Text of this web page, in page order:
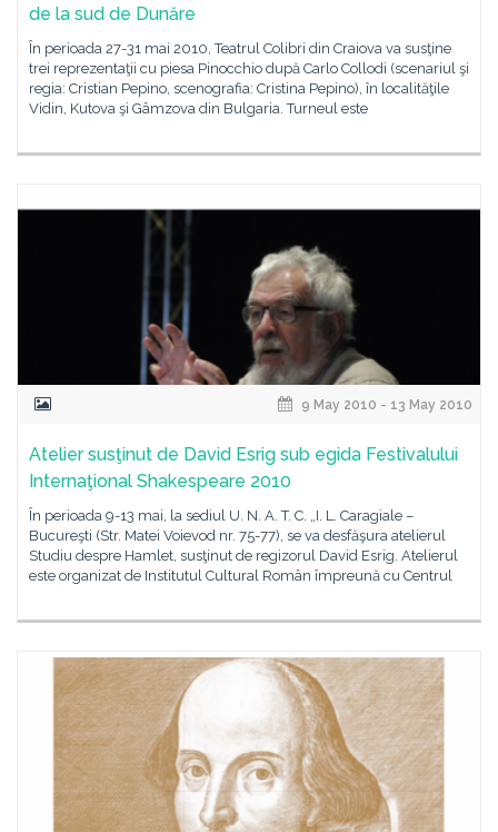
de la sud de Dunăre
În perioada 27-31 mai 2010, Teatrul Colibri din Craiova va susţine
trei reprezentaţii cu piesa Pinocchio după Carlo Collodi (scenariul şi
regia: Cristian Pepino, scenografia: Cristina Pepino), în localităţile
Vidin, Kutova şi Gâmzova din Bulgaria. Turneul este
9 May 2010 - 13 May 2010
Atelier susţinut de David Esrig sub egida Festivalului
Internaţional Shakespeare 2010
În perioada 9-13 mai, la sediul U. N. A. T. C. „I. L. Caragiale –
Bucureşti (Str. Matei Voievod nr. 75-77), se va desfăşura atelierul
Studiu despre Hamlet, susţinut de regizorul David Esrig. Atelierul
este organizat de Institutul Cultural Român împreună cu Centrul